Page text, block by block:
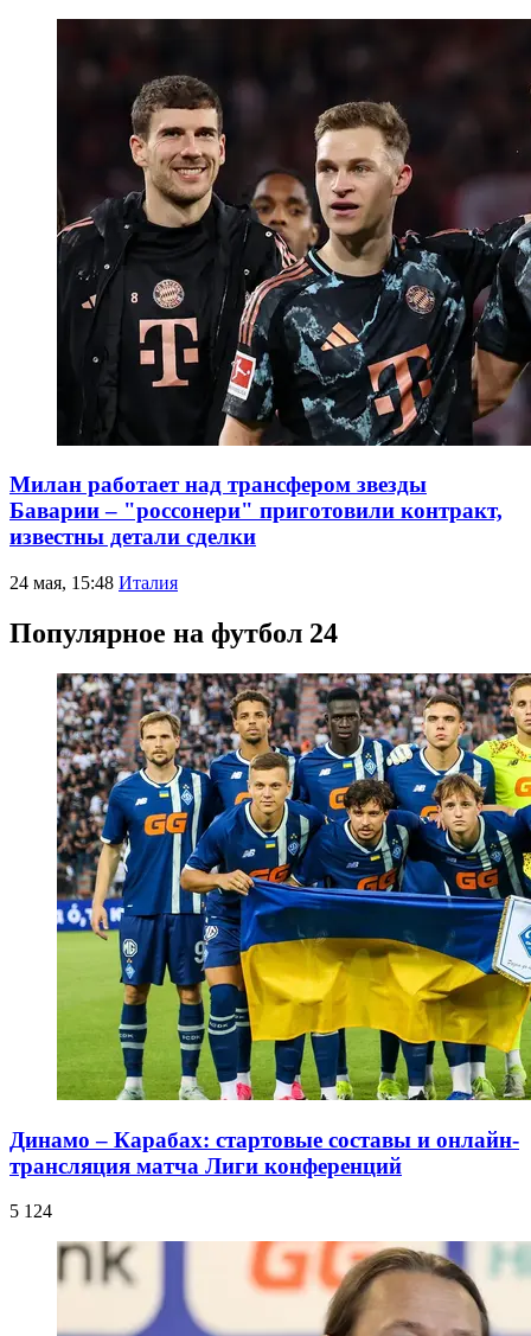
Милан работает над трансфером звезды
Баварии – "россонери" приготовили контракт,
известны детали сделки
24 мая, 15:48 Италия
Популярное на футбол 24
Динамо – Карабах: стартовые составы и онлайн-
трансляция матча Лиги конференций
5 124